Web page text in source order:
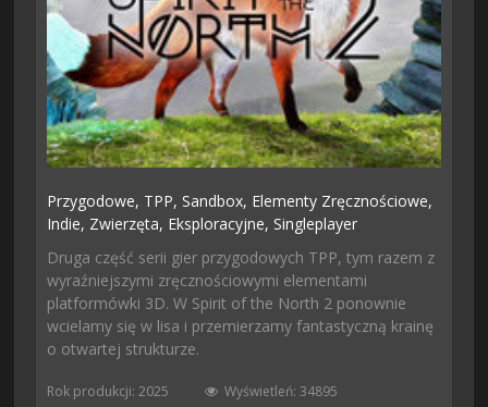
Przygodowe, TPP,Sandbox, Elementy Zręcznościowe,
Indie, Zwierzęta, Eksploracyjne,Singleplayer
Druga część serii gier przygodowych TPP, tym razem z
wyraźniejszymi zręcznościowymi elementami
platformówki 3D. W Spirit of the North 2 ponownie
wcielamy się w lisa i przemierzamy fantastyczną krainę
o otwartej strukturze.
Rok produkcji: 2025 Wyświetleń: 34895